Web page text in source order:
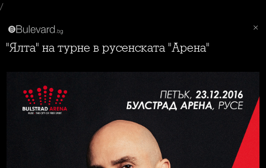
/
"Ялта" на турне в русенската "Арена"